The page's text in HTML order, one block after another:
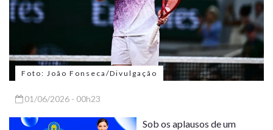
Foto: João Fonseca/Divulgação
01/06/2026 - 00h23
Sob os aplausos de um